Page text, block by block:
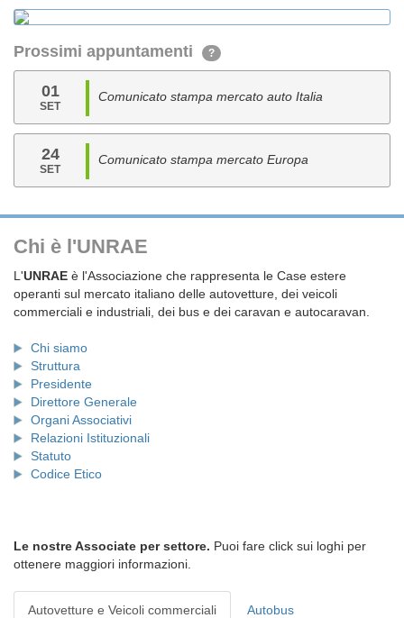
Prossimi appuntamenti ?
01
SET
Comunicato stampa mercato auto Italia
24
SET
Comunicato stampa mercato Europa
Chi è l'UNRAE
L'UNRAE è l'Associazione che rappresenta le Case estere
operanti sul mercato italiano delle autovetture, dei veicoli
commerciali e industriali, dei bus e dei caravan e autocaravan.
Chi siamo
Struttura
Presidente
Direttore Generale
Organi Associativi
Relazioni Istituzionali
Statuto
Codice Etico
Le nostre Associate per settore. Puoi fare click sui loghi per
ottenere maggiori informazioni.
Autovetture e Veicoli commerciali Autobus